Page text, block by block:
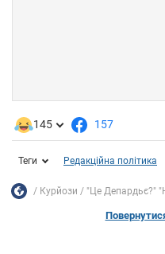
145 157
Теги Редакційна політика
Курйози "Це Депардьє?"